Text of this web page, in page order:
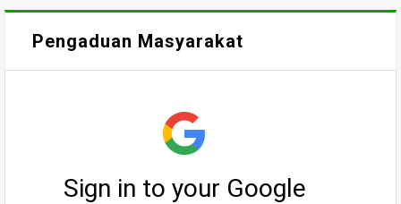
Pengaduan Masyarakat